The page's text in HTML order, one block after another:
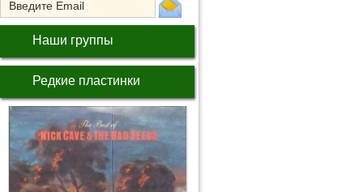
Наши группы
Редкие пластинки